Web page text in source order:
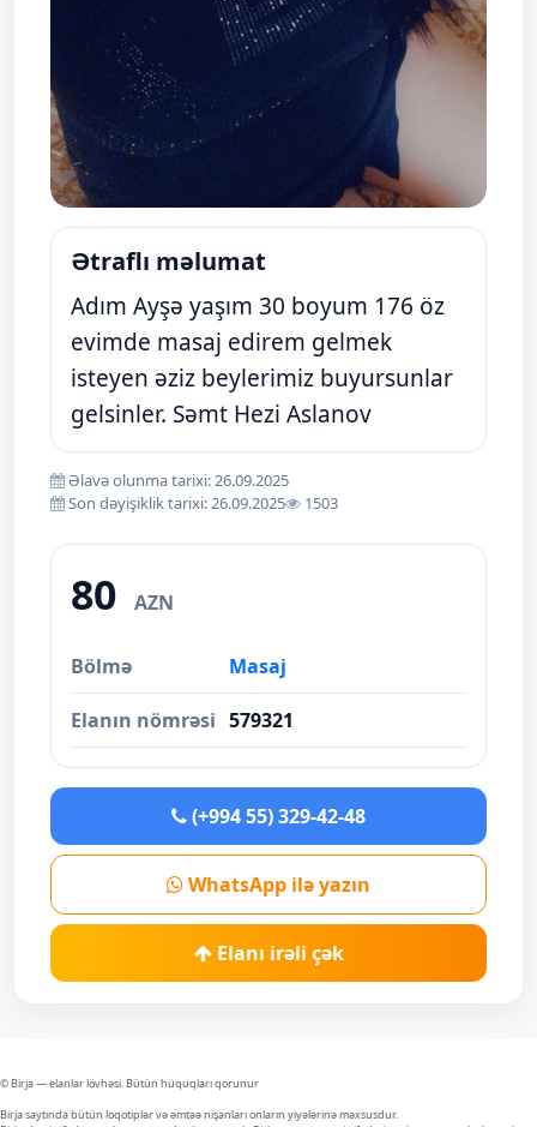
Ətraflı məlumat
Adım Ayşə yaşım 30 boyum 176 öz
evimde masaj edirem gelmek
isteyen əziz beylerimiz buyursunlar
gelsinler. Səmt Hezi Aslanov
Əlavə olunma tarixi: 26.09.2025
Son dəyişiklik tarixi: 26.09.2025
1503
80 AZN
Bölmə Masaj
Elanın nömrəsi 579321
(+994 55) 329-42-48
WhatsApp ilə yazın
Elanı irəli çək
© Birja — elanlar lövhəsi. Bütün hüquqları qorunur
Birja saytında bütün loqotiplər və əmtəə nişanları onların yiyələrinə məxsusdur.